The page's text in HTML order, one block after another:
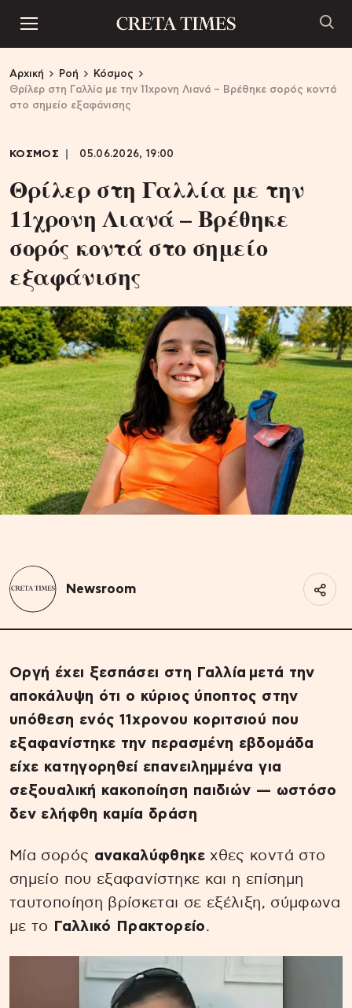
Αρχική Ροή
Κόσμος
Θρίλερ στη Γαλλία με την 11χρονη Λιανά – Βρέθηκε σορός κοντά
στο σημείο εξαφάνισης
ΚΟΣΜΟΣ 05.06.2026, 19:00
Θρίλερ στη Γαλλία με την
11χρονη Λιανά – Βρέθηκε
σορός κοντά στο σημείο
εξαφάνισης
Newsroom
Οργή έχει ξεσπάσει στη Γαλλία μετά την
αποκάλυψη ότι ο κύριος ύποπτος στην
υπόθεση ενός 11χρονου κοριτσιού που
εξαφανίστηκε την περασμένη εβδομάδα
είχε κατηγορηθεί επανειλημμένα για
σεξουαλική κακοποίηση παιδιών — ωστόσο
δεν ελήφθη καμία δράση
Μία σορός ανακαλύφθηκεχθες κοντά στο
σημείο που εξαφανίστηκε και η επίσημη
ταυτοποίηση βρίσκεται σε εξέλιξη, σύμφωνα
με το
Γαλλικό Πρακτορείο.